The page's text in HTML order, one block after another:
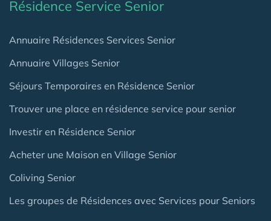
Résidence Service Senior
Annuaire Résidences Services Senior
Annuaire Villages Senior
Séjours Temporaires en Résidence Senior
Trouver une place en résidence service pour senior
Investir en Résidence Senior
Acheter une Maison en Village Senior
Coliving Senior
Les groupes de Résidences avec Services pour Seniors